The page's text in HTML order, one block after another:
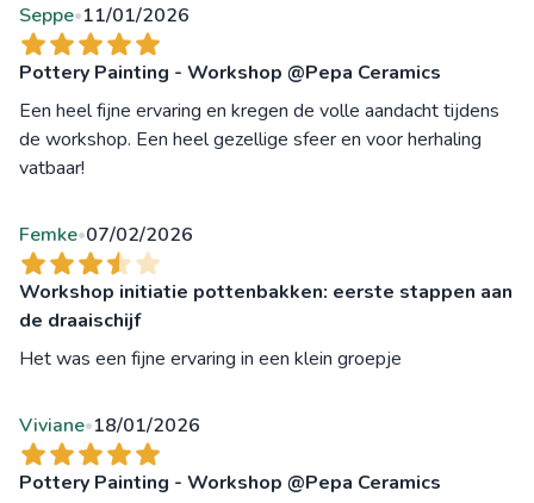
Seppe•11/01/2026
Pottery Painting - Workshop @Pepa Ceramics
Een heel fijne ervaring en kregen de volle aandacht tijdens
de workshop. Een heel gezellige sfeer en voor herhaling
vatbaar!
Femke•07/02/2026
Workshop initiatie pottenbakken: eerste stappen aan
de draaischijf
Het was een fijne ervaring in een klein groepje
Viviane•18/01/2026
Pottery Painting - Workshop @Pepa Ceramics